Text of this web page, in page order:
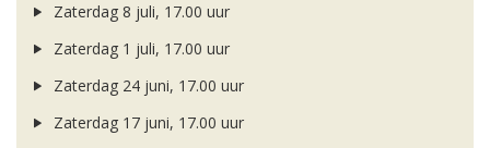
Zaterdag 8 juli, 17.00 uur
Zaterdag 1 juli, 17.00 uur
Zaterdag 24 juni, 17.00 uur
Zaterdag 17 juni, 17.00 uur